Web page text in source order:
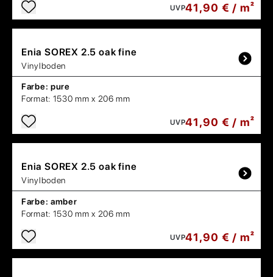
UVP41,90 € / m²
Enia SOREX 2.5 oak fine
Vinylboden
Farbe: pure
Format: 1530 mm x 206 mm
UVP41,90 € / m²
Enia SOREX 2.5 oak fine
Vinylboden
Farbe: amber
Format: 1530 mm x 206 mm
UVP41,90 € / m²